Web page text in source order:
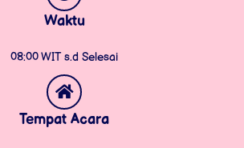
Waktu
08:00 WIT s.d Selesai
Tempat Acara